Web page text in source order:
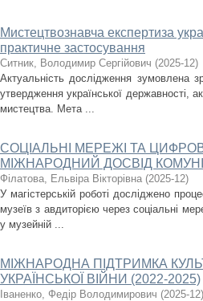
Мистецтвознавча експертиза
практичне застосування
Ситник, Володимир Сергійович (2025-12)
Актуальність дослідження зумовлена
утвердження української державності,
мистецтва. Мета ...
СОЦІАЛЬНІ МЕРЕЖІ ТА
МІЖНАРОДНИЙ ДОСВІД
Філатова, Ельвіра Вікторівна (2025-12)
У магістерській роботі досліджено
музеїв з авдиторією через соціальні
у музейній ...
МІЖНАРОДНА ПІДТРИМКА
УКРАЇНСЬКОЇ ВІЙНИ (2022-2025)
Іваненко, Федір Володимирович (2025-12)